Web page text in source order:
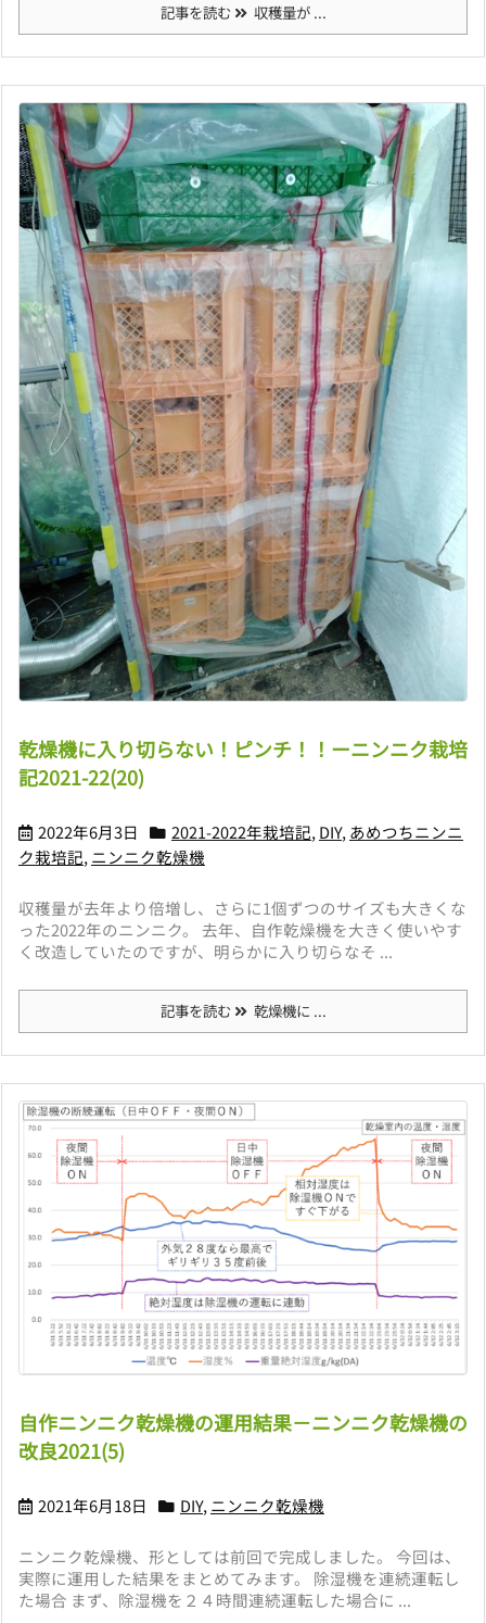
記事を読む 収穫量が ...
乾燥機に入り切らない！ピンチ！！ーニンニク栽培
記2021-22(20)
2022年6月3日 2021-2022年栽培記, DIY, あめつちニンニ
ク栽培記, ニンニク乾燥機
収穫量が去年より倍増し、さらに1個ずつのサイズも大きくな
った2022年のニンニク。 去年、自作乾燥機を大きく使いやす
く改造していたのですが、明らかに入り切らなそ ...
記事を読む 乾燥機に ...
自作ニンニク乾燥機の運用結果－ニンニク乾燥機の
改良2021(5)
2021年6月18日 DIY, ニンニク乾燥機
ニンニク乾燥機、形としては前回で完成しました。 今回は、
実際に運用した結果をまとめてみます。 除湿機を連続運転し
た場合 まず、除湿機を２４時間連続運転した場合に ...